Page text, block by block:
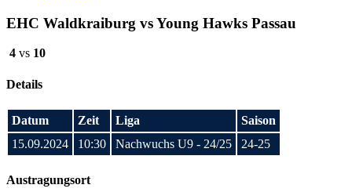
EHC Waldkraiburg vs Young Hawks Passau
4 vs 10
Details
Datum Zeit Liga
Saison
15.09.2024
10:30 Nachwuchs U9 - 24/25 24-25
Austragungsort